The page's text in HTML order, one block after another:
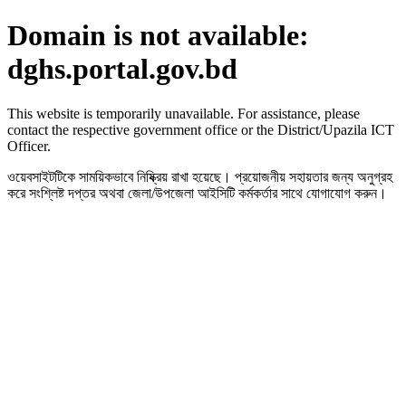
Domain is not available:
dghs.portal.gov.bd
This website is temporarily unavailable. For assistance, please
contact the respective government office or the District/Upazila ICT
Officer.
ওয়েবসাইটটিকে সাময়িকভাবে নিষ্ক্রিয় রাখা হয়েছে। প্রয়োজনীয় সহায়তার জন্য অনুগ্রহ
করে সংশ্লিষ্ট দপ্তর অথবা জেলা/উপজেলা আইসিটি কর্মকর্তার সাথে যোগাযোগ করুন।